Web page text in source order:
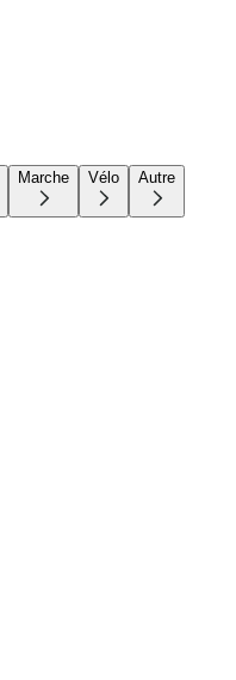
Marche Vélo Autre